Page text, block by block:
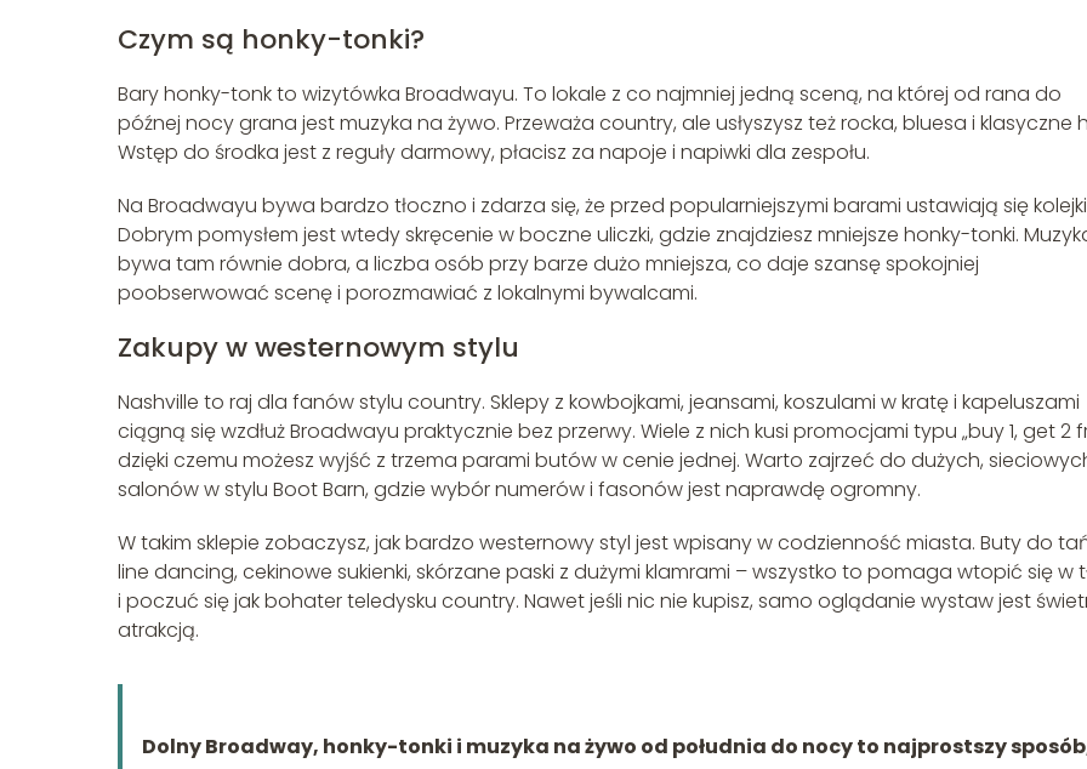
Czym są honky-tonki?
Bary honky-tonk to wizytówka Broadwayu. To lokale z co najmniej jedną sceną, na której od rana do
późnej nocy grana jest muzyka na żywo. Przeważa country, ale usłyszysz też rocka, bluesa i klasyczne
Wstęp do środka jest z reguły darmowy, płacisz za napoje i napiwki dla zespołu.
Na Broadwayu bywa bardzo tłoczno i zdarza się, że przed popularniejszymi barami ustawiają się
Dobrym pomysłem jest wtedy skręcenie w boczne uliczki, gdzie znajdziesz mniejsze honky-tonki.
bywa tam równie dobra, a liczba osób przy barze dużo mniejsza, co daje szansę spokojniej
poobserwować scenę i porozmawiać z lokalnymi bywalcami.
Zakupy w westernowym stylu
Nashville to raj dla fanów stylu country. Sklepy z kowbojkami, jeansami, koszulami w kratę i kapeluszami
ciągną się wzdłuż Broadwayu praktycznie bez przerwy. Wiele z nich kusi promocjami typu „buy 1, get 2
dzięki czemu możesz wyjść z trzema parami butów w cenie jednej. Warto zajrzeć do dużych,
salonów w stylu Boot Barn, gdzie wybór numerów i fasonów jest naprawdę ogromny.
W takim sklepie zobaczysz, jak bardzo westernowy styl jest wpisany w codzienność miasta. Buty do
line dancing, cekinowe sukienki, skórzane paski z dużymi klamrami – wszystko to pomaga wtopić się w
i poczuć się jak bohater teledysku country. Nawet jeśli nic nie kupisz, samo oglądanie wystaw jest
atrakcją.
Dolny Broadway, honky-tonki i muzyka na żywo od południa do nocy to najprostszy